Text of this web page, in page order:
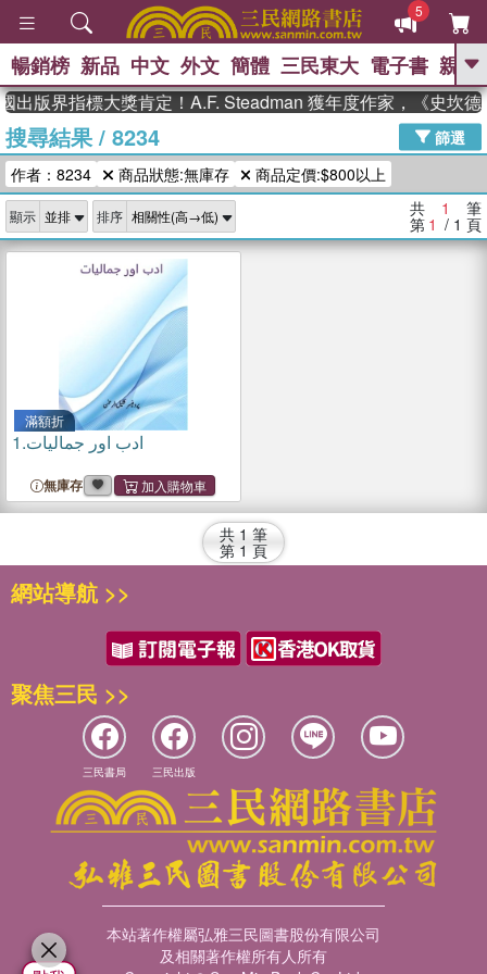
5
GO
高希均教授回憶錄
、 The Odyssey 、 父親節 、 如果歷
史是一群喵 、 暑期推薦 、
獎 臺灣漫遊錄 、 方念華 、 台灣的李
登輝時代
數學女孩：黎曼猜想 、
偉大的迷走神經
暢銷榜 新品 中文 外文 簡體 三民東大 電子書 親子
出版界指標大獎肯定！A.F. Steadman 獲年度作家，《史坎
搜尋結果/ 8234
篩選
作者：8234
商品狀態:無庫存 商品定價:$800以上
顯示 排序 共 1 筆
第 1 / 1 頁
滿額折
1.ادب اور جمالیات
無庫存
共 1 筆
第 1 頁
網站導航 >>
聚焦三民 >>
三民書局 三民出版
本站著作權屬弘雅三民圖書股份有限公司
及相關著作權所有人所有